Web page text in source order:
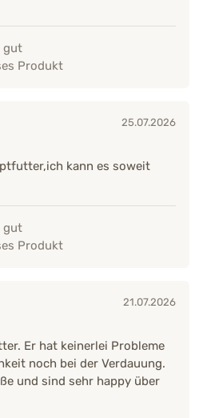
gut
Produkt
25.07.2026
kann es soweit
gut
Produkt
21.07.2026
Er hat keinerlei Probleme
noch bei der Verdauung.
und sind sehr happy über